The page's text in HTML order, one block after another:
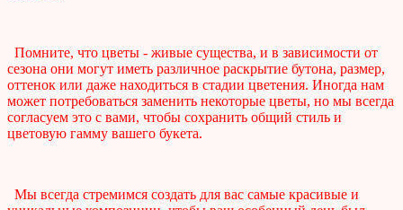
Помните, что цветы - живые существа, и в зависимости от
сезона они могут иметь различное раскрытие бутона, размер,
оттенок или даже находиться в стадии цветения. Иногда нам
может потребоваться заменить некоторые цветы, но мы всегда
согласуем это с вами, чтобы сохранить общий стиль и
цветовую гамму вашего букета.
Мы всегда стремимся создать для вас самые красивые и